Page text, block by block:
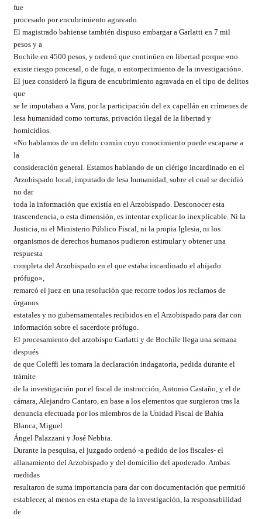
fue
procesado por encubrimiento agravado.
El magistrado bahiense también dispuso embargar a Garlatti en 7 mil
pesos y a
Bochile en 4500 pesos, y ordenó que continúen en libertad porque «no
existe riesgo procesal, o de fuga, o entorpecimiento de la investigación».
El juez consideró la figura de encubrimiento agravada en el tipo de delitos
que
se le imputaban a Vara, por la participación del ex capellán en crímenes de
lesa humanidad como torturas, privación ilegal de la libertad y
homicidios.
«No hablamos de un delito común cuyo conocimiento puede escaparse a
la
consideración general. Estamos hablando de un clérigo incardinado en el
Arzobispado local, imputado de lesa humanidad, sobre el cual se decidió
no dar
toda la información que existía en el Arzobispado. Desconocer esta
trascendencia, o esta dimensión, es intentar explicar lo inexplicable. Ni la
Justicia, ni el Ministerio Público Fiscal, ni la propia Iglesia, ni los
organismos de derechos humanos pudieron estimular y obtener una
respuesta
completa del Arzobispado en el que estaba incardinado el ahijado
prófugo»,
remarcó el juez en una resolución que recorre todos los reclamos de
órganos
estatales y no gubernamentales recibidos en el Arzobispado para dar con
información sobre el sacerdote prófugo.
El procesamiento del arzobispo Garlatti y de Bochile llega una semana
después
de que Coleffi les tomara la declaración indagatoria, pedida durante el
trámite
de la investigación por el fiscal de instrucción, Antonio Castaño, y el de
cámara, Alejandro Cantaro, en base a los elementos que surgieron tras la
denuncia efectuada por los miembros de la Unidad Fiscal de Bahía
Blanca, Miguel
Ángel Palazzani y José Nebbia.
Durante la pesquisa, el juzgado ordenó -a pedido de los fiscales- el
allanamiento del Arzobispado y del domicilio del apoderado. Ambas
medidas
resultaron de suma importancia para dar con documentación que permitió
establecer, al menos en esta etapa de la investigación, la responsabilidad
de